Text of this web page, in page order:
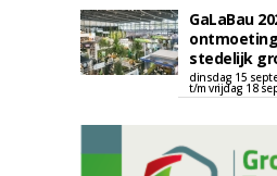
GaLaBau
stedelijk
dinsdag 15
t/m vrijdag 18